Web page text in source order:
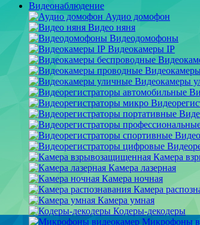
Видеонаблюдение
Аудио домофон
Видео няня
Видеодомофоны
Видеокамеры IP
Видеокамеры
Камера
Камера лазерная
Камера ночная
Камера
Камера умная
Кодеры-декодеры
Микрофоны